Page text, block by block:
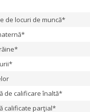
de locuri de muncă*
de calificare înaltă*
calificate parţial*